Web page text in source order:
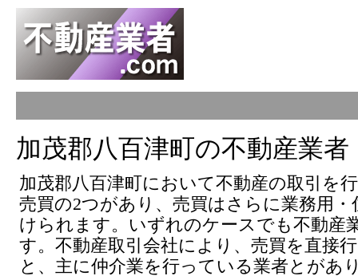
加茂郡八百津町の不動産業者
加茂郡八百津町において不動産の取引を
売買の2つがあり、売買はさらに業務用・
けられます。いずれのケースでも不動産
す。不動産取引会社により、売買を直接
と、主に仲介業を行っている業者とがあ